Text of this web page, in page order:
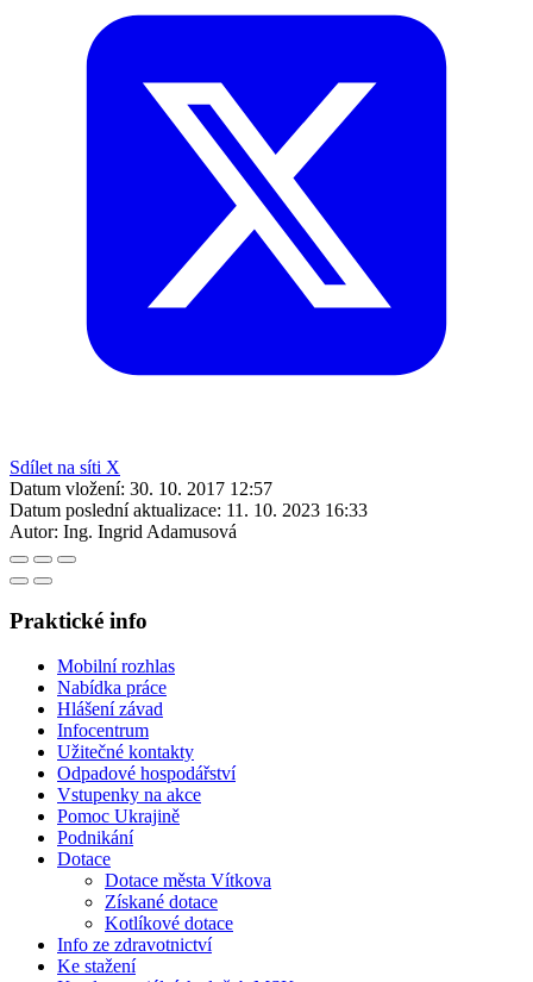
Sdílet na síti X
Datum vložení: 30. 10. 2017 12:57
Datum poslední aktualizace: 11. 10. 2023 16:33
Autor: Ing. Ingrid Adamusová
Praktické info
Mobilní rozhlas
Nabídka práce
Hlášení závad
Infocentrum
Užitečné kontakty
Odpadové hospodářství
Vstupenky na akce
Pomoc Ukrajině
Podnikání
Dotace
Dotace města Vítkova
Získané dotace
Kotlíkové dotace
Info ze zdravotnictví
Ke stažení